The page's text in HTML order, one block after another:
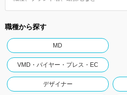
職種から探す
MD
VMD・バイヤー・プレス・EC
デザイナー